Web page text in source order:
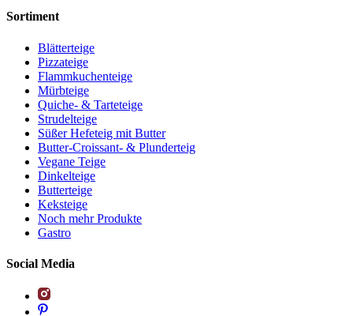
Sortiment
Blätterteige
Pizzateige
Flammkuchenteige
Mürbteige
Quiche- & Tarteteige
Strudelteige
Süßer Hefeteig mit Butter
Butter-Croissant- & Plunderteig
Vegane Teige
Dinkelteige
Butterteige
Keksteige
Noch mehr Produkte
Gastro
Social Media